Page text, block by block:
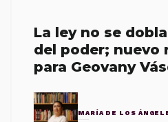
La ley no se
del poder; nuevo
para Geovany
MARÍA DE LOS